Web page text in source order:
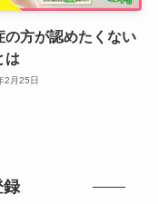
の方が認めたくない
は
2月25日
録